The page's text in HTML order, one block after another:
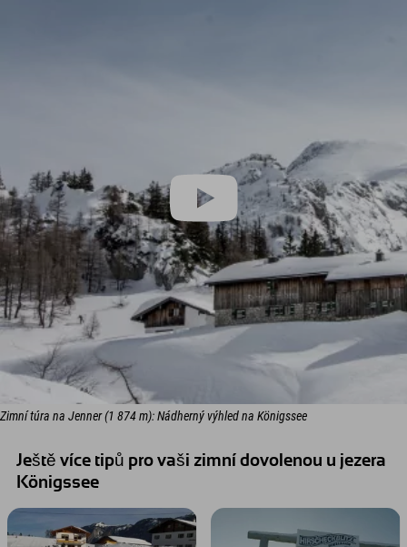
Zimní túra na Jenner (1 874 m): Nádherný výhled na Königssee
Ještě více tipů pro vaši zimní dovolenou u jezera
Königssee